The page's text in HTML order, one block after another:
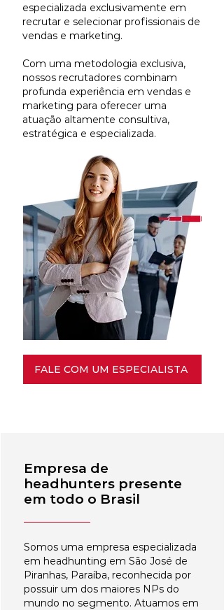
especializada exclusivamente em
recrutar e selecionar profissionais de
vendas e marketing.
Com uma metodologia exclusiva,
nossos recrutadores combinam
profunda experiência em vendas e
marketing para oferecer uma
atuação altamente consultiva,
estratégica e especializada.
FALE COM UM ESPECIALISTA
Empresa de
headhunters presente
em todo o Brasil
Somos uma empresa especializada
em headhunting em São José de
Piranhas, Paraíba, reconhecida por
possuir um dos maiores NPs do
mundo no segmento. Atuamos em